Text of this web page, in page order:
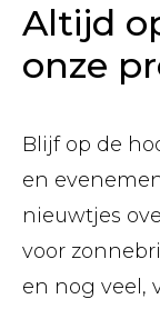
Altijd
onze
Blijf op de
en
nieuwtjes
voor
en nog veel,